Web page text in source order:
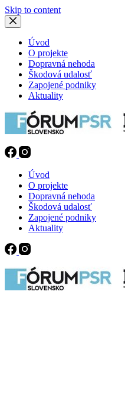
Skip to content
Úvod
O projekte
Dopravná nehoda
Škodová udalosť
Zapojené podniky
Aktuality
Úvod
O projekte
Dopravná nehoda
Škodová udalosť
Zapojené podniky
Aktuality